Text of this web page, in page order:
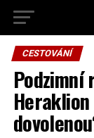
CESTOVÁNÍ